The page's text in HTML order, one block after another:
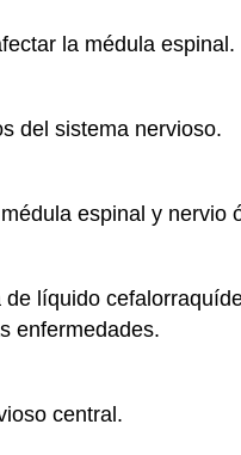
la médula espinal.
del sistema nervioso.
espinal y nervio
líquido
enfermedades.
central.